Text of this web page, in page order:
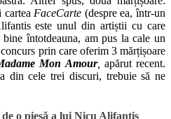
FaceCarte (despre ea, într-un
este unul din artiștii cu care
întotdeauna, am pus la cale un
prin care oferim 3 mărțișoare
Mon Amour, apărut recent.
din cele trei discuri, trebuie să ne
o piesă a lui Nicu Alifantis